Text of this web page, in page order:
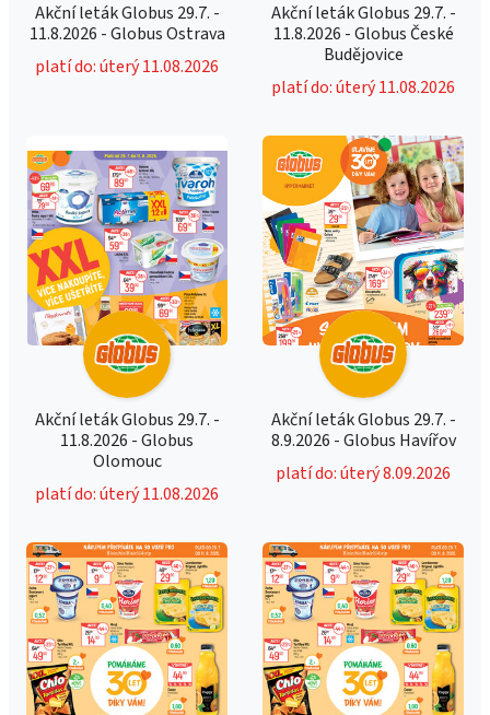
Akční leták Globus 29.7. -
11.8.2026 - Globus Ostrava
platí do: úterý 11.08.2026
Akční leták Globus 29.7. -
11.8.2026 - Globus České
Budějovice
platí do: úterý 11.08.2026
Akční leták Globus 29.7. -
11.8.2026 - Globus
Olomouc
platí do: úterý 11.08.2026
Akční leták Globus 29.7. -
8.9.2026 - Globus Havířov
platí do: úterý 8.09.2026